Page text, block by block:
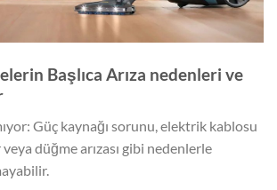
Başlıca Arıza nedenleri ve
Güç kaynağı sorunu, elektrik kablosu
düğme arızası gibi nedenlerle